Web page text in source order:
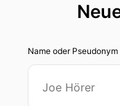
Name oder Pseudonym